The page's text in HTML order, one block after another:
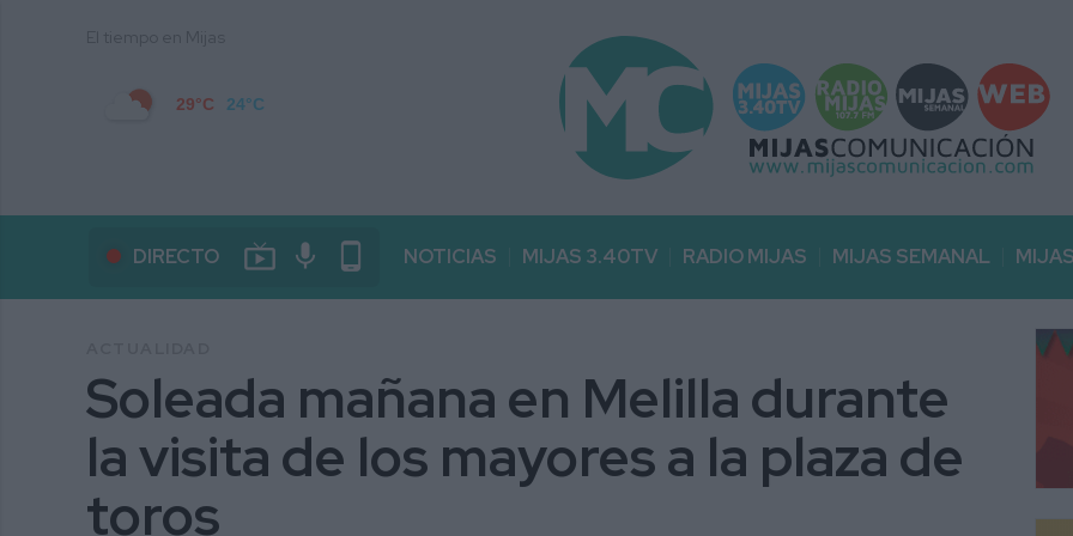
29°C 24°C
DIRECTO live_tv mic phone_android NOTICIAS MIJAS 3.40TV RADIO MIJAS MIJAS SEMANAL
Soleada mañana en Melilla durante
la visita de los mayores a la plaza de
toros